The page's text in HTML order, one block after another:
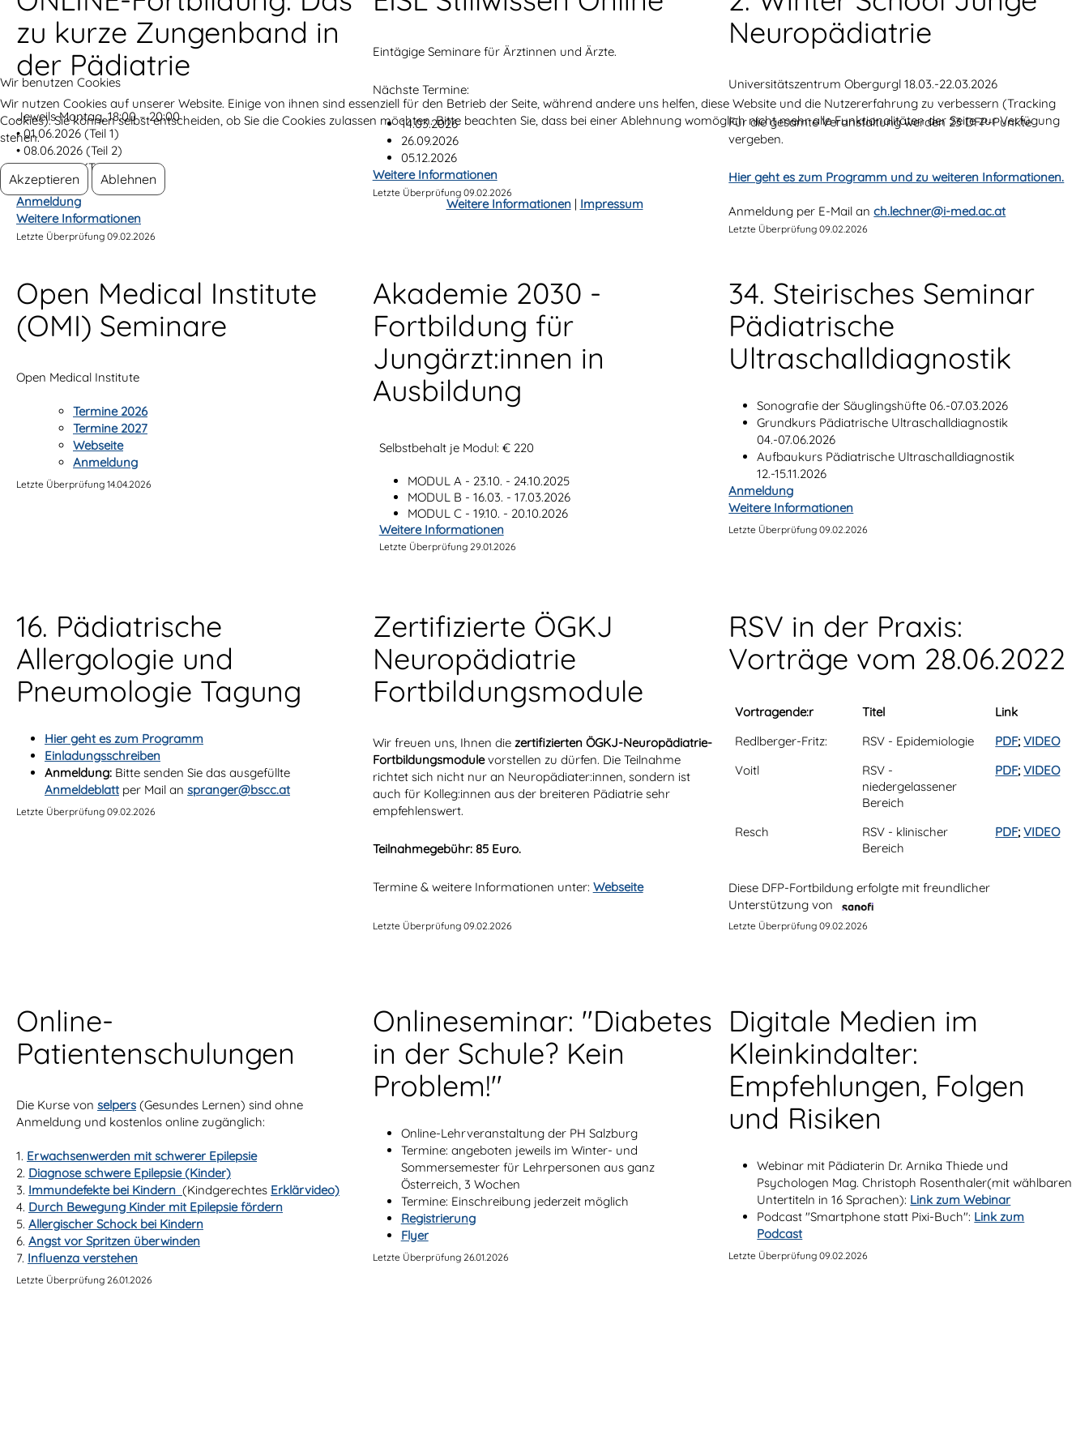
zu kurze Zungenband in
der Pädiatrie
Jeweils Montag, 18:00 – 20:00
• 01.06.2026 (Teil 1)
• 08.06.2026 (Teil 2)
• 15.06.2026 (Teil 3)
Anmeldung
Weitere Informationen
Letzte Überprüfung 09.02.2026
Eintägige Seminare für Ärztinnen und Ärzte.
Nächste Termine:
14.03.2026
26.09.2026
05.12.2026
Weitere Informationen
Letzte Überprüfung 09.02.2026
Neuropädiatrie
Universitätszentrum Obergurgl 18.03.-22.03.2026
Für die gesamte Veranstaltung werden 23 DFP-Punkte
vergeben.
Hier geht es zum Programm und zu weiteren Informationen.
Anmeldung per E-Mail anch.lechner@i-med.ac.at
Letzte Überprüfung 09.02.2026
Open Medical Institute
(OMI) Seminare
Open Medical Institute
Termine 2026
Termine 2027
Webseite
Anmeldung
Letzte Überprüfung 14.04.2026
Akademie 2030 -
Fortbildung für
Jungärzt:innen in
Ausbildung
Selbstbehalt je Modul: € 220
MODUL A - 23.10. - 24.10.2025
MODUL B - 16.03. - 17.03.2026
MODUL C - 19.10. - 20.10.2026
Weitere Informationen
Letzte Überprüfung 29.01.2026
34. Steirisches Seminar
Pädiatrische
Ultraschalldiagnostik
Sonografie der Säuglingshüfte 06.-07.03.2026
Grundkurs Pädiatrische Ultraschalldiagnostik
04.-07.06.2026
Aufbaukurs Pädiatrische Ultraschalldiagnostik
12.-15.11.2026
Anmeldung
Weitere Informationen
Letzte Überprüfung 09.02.2026
16. Pädiatrische
Allergologie und
Pneumologie Tagung
Hier geht es zum Programm
Einladungsschreiben
Anmeldung: Bitte senden Sie das ausgefüllte
Anmeldeblattper Mail an spranger@bscc.at
Letzte Überprüfung 09.02.2026
Zertifizierte ÖGKJ
Neuropädiatrie
Fortbildungsmodule
Wir freuen uns, Ihnen die zertifizierten ÖGKJ-Neuropädiatrie-
Fortbildungsmodulevorstellen zu dürfen. Die Teilnahme
richtet sich nicht nur an Neuropädiater:innen, sondern ist
auch für Kolleg:innen aus der breiteren Pädiatrie sehr
empfehlenswert.
Teilnahmegebühr: 85 Euro.
Termine & weitere Informationen unter: Webseite
Letzte Überprüfung 09.02.2026
RSV in der Praxis:
Vorträge vom 28.06.2022
Vortragende:r Titel
Link
Redlberger-Fritz:
RSV - Epidemiologie PDF;VIDEO
Voitl
RSV -
niedergelassener
Bereich
PDF;VIDEO
Resch
RSV - klinischer
Bereich
PDF;VIDEO
Diese DFP-Fortbildung erfolgte mit freundlicher
Unterstützung von
Letzte Überprüfung 09.02.2026
Online-
Patientenschulungen
Die Kurse von selpers (Gesundes Lernen) sind ohne
Anmeldung und kostenlos online zugänglich:
1. Erwachsenwerden mit schwerer Epilepsie
2. Diagnose schwere Epilepsie (Kinder)
3. Immundefekte bei Kindern (Kindgerechtes Erklärvideo)
4. Durch Bewegung Kinder mit Epilepsie fördern
5. Allergischer Schock bei Kindern
6. Angst vor Spritzen überwinden
7. Influenza verstehen
Letzte Überprüfung 26.01.2026
Onlineseminar: "Diabetes
in der Schule? Kein
Problem!"
Online-Lehrveranstaltung der PH Salzburg
Termine: angeboten jeweils im Winter- und
Sommersemester für Lehrpersonen aus ganz
Österreich, 3 Wochen
Termine: Einschreibung jederzeit möglich
Registrierung
Flyer
Letzte Überprüfung 26.01.2026
Digitale Medien im
Kleinkindalter:
Empfehlungen, Folgen
und Risiken
Webinar mit Pädiaterin Dr. Arnika Thiede und
Psychologen Mag. Christoph Rosenthaler(mit wählbaren
Untertiteln in 16 Sprachen): Link zum Webinar
Podcast "Smartphone statt Pixi-Buch": Link zum
Podcast
Letzte Überprüfung 09.02.2026
Wir benutzen Cookies
Wir nutzen Cookies auf unserer Website. Einige von ihnen sind essenziell für den Betrieb der Seite, während andere uns helfen, diese Website und die Nutzererfahrung zu verbessern (Tracking
Cookies). Sie können selbst entscheiden, ob Sie die Cookies zulassen möchten. Bitte beachten Sie, dass bei einer Ablehnung womöglich nicht mehr alle Funktionalitäten der Seite zur Verfügung
stehen.
Akzeptieren Ablehnen
Weitere Informationen| Impressum